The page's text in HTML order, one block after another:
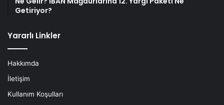
Getiriyor?
Yararlı Linkler
Hakkımda
İletişim
Kullanım Koşulları